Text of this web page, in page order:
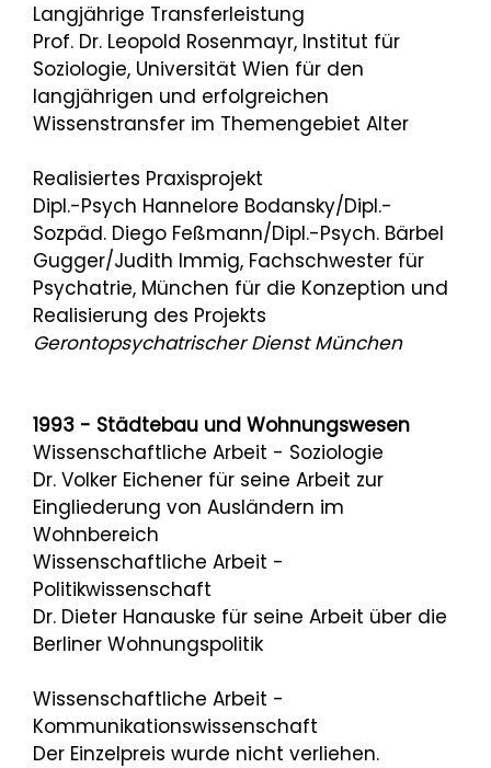
Langjährige Transferleistung
Prof. Dr. Leopold Rosenmayr, Institut für
Soziologie, Universität Wien für den
langjährigen und erfolgreichen
Wissenstransfer im Themengebiet Alter
Realisiertes Praxisprojekt
Dipl.-Psych Hannelore Bodansky/Dipl.-
Sozpäd. Diego Feßmann/Dipl.-Psych. Bärbel
Gugger/Judith Immig, Fachschwester für
Psychatrie, München für die Konzeption und
Realisierung des Projekts
Gerontopsychatrischer Dienst München
1993 - Städtebau und Wohnungswesen
Wissenschaftliche Arbeit - Soziologie
Dr. Volker Eichener für seine Arbeit zur
Eingliederung von Ausländern im
Wohnbereich
Wissenschaftliche Arbeit -
Politikwissenschaft
Dr. Dieter Hanauske für seine Arbeit über die
Berliner Wohnungspolitik
Wissenschaftliche Arbeit -
Kommunikationswissenschaft
Der Einzelpreis wurde nicht verliehen.